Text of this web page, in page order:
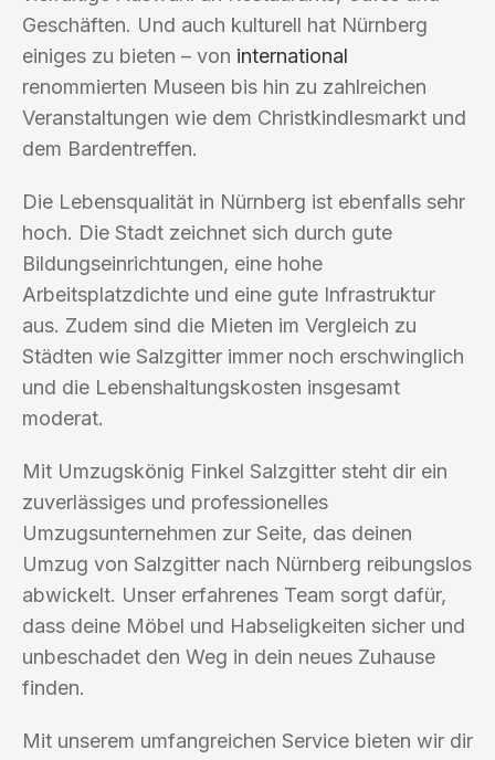
Geschäften. Und auch kulturell hat Nürnberg
einiges zu bieten – von international
renommierten Museen bis hin zu zahlreichen
Veranstaltungen wie dem Christkindlesmarkt und
dem Bardentreffen.
Die Lebensqualität in Nürnberg ist ebenfalls sehr
hoch. Die Stadt zeichnet sich durch gute
Bildungseinrichtungen, eine hohe
Arbeitsplatzdichte und eine gute Infrastruktur
aus. Zudem sind die Mieten im Vergleich zu
Städten wie Salzgitter immer noch erschwinglich
und die Lebenshaltungskosten insgesamt
moderat.
Mit Umzugskönig Finkel Salzgitter steht dir ein
zuverlässiges und professionelles
Umzugsunternehmen zur Seite, das deinen
Umzug von Salzgitter nach Nürnberg reibungslos
abwickelt. Unser erfahrenes Team sorgt dafür,
dass deine Möbel und Habseligkeiten sicher und
unbeschadet den Weg in dein neues Zuhause
finden.
Mit unserem umfangreichen Service bieten wir dir